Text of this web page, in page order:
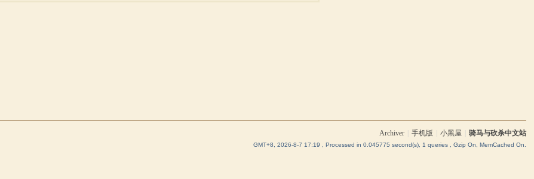
Archiver 手机版 小黑屋 骑马与砍杀中文站
GMT+8, 2026-8-7 17:19 , Processed in 0.045775 second(s), 1 queries , Gzip On, MemCached On.